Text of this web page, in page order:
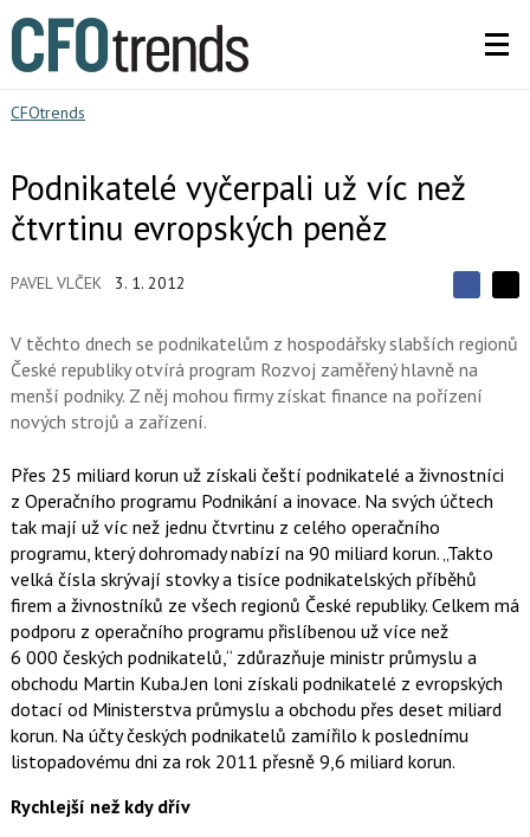
CFOtrends
Podnikatelé vyčerpali už víc než
čtvrtinu evropských peněz
PAVEL VLČEK 3. 1. 2012
S
í
l
S
l
e
j
t
F
a
b
o
k
í
V těchto dnech se podnikatelům z hospodářsky slabších regionů
České republiky otvírá program Rozvoj zaměřený hlavně na
menší podniky. Z něj mohou firmy získat finance na pořízení
nových strojů a zařízení.
Přes 25 miliard korun už získali čeští podnikatelé a živnostníci
z Operačního programu Podnikání a inovace. Na svých účtech
tak mají už víc než jednu čtvrtinu z celého operačního
programu, který dohromady nabízí na 90 miliard korun. „Takto
velká čísla skrývají stovky a tisíce podnikatelských příběhů
firem a živnostníků ze všech regionů České republiky. Celkem má
podporu z operačního programu přislíbenou už více než
6 000 českých podnikatelů,“ zdůrazňuje ministr průmyslu a
obchodu Martin Kuba.Jen loni získali podnikatelé z evropských
dotací od Ministerstva průmyslu a obchodu přes deset miliard
korun. Na účty českých podnikatelů zamířilo k poslednímu
listopadovému dni za rok 2011 přesně 9,6 miliard korun.
Rychlejší než kdy dřív